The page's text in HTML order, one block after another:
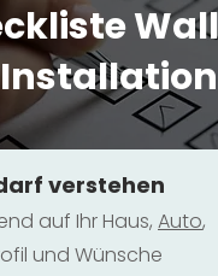
Installation
verstehen
auf Ihr Haus, Auto,
und Wünsche